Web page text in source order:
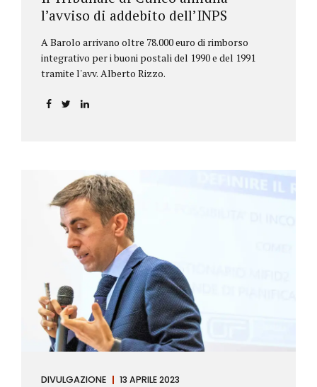
l’avviso di addebito dell’INPS
A Barolo arrivano oltre 78.000 euro di rimborso
integrativo per i buoni postali del 1990 e del 1991
tramite l'avv. Alberto Rizzo.
DIVULGAZIONE 13 APRILE 2023